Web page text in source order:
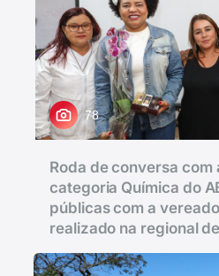
78
Roda de conversa com
categoria Química do
públicas com a
realizado na regional